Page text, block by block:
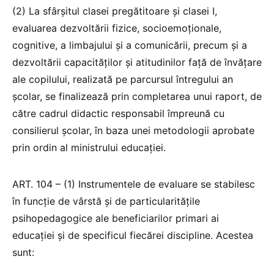
(2) La sfârşitul clasei pregătitoare și clasei I,
evaluarea dezvoltării fizice, socioemoţionale,
cognitive, a limbajului şi a comunicării, precum şi a
dezvoltării capacităţilor şi atitudinilor faţă de învăţare
ale copilului, realizată pe parcursul întregului an
şcolar, se finalizează prin completarea unui raport, de
către cadrul didactic responsabil împreună cu
consilierul școlar, în baza unei metodologii aprobate
prin ordin al ministrului educaţiei.
ART. 104 – (1) Instrumentele de evaluare se stabilesc
în funcţie de vârstă şi de particularităţile
psihopedagogice ale beneficiarilor primari ai
educației şi de specificul fiecărei discipline. Acestea
sunt: